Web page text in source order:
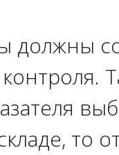
должны
то